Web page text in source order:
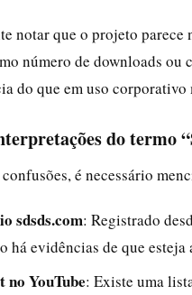
notar que o projeto parece
número de downloads
do que em uso corporativo
do termo
é necessário
sdsds.com: Registrado
há evidências de que
no YouTube: Existe uma